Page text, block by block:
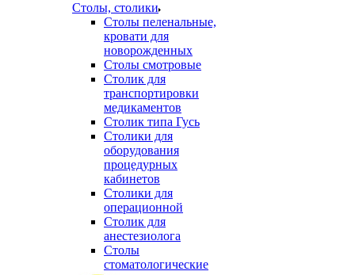
Столы, столики
Столы пеленальные,
кровати для
новорожденных
Столы смотровые
Столик для
транспортировки
медикаментов
Столик типа Гусь
Столики для
оборудования
процедурных
кабинетов
Столики для
операционной
Столик для
анестезиолога
Столы
стоматологические